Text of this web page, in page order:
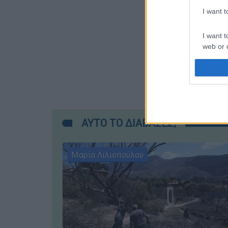
I want
I want
web or
I want
or app.
I want
I want
ΑΥΤΟ ΤΟ ΔΙΑΒΑΣΕΣ;
Μαρία Λιλιοπούλου